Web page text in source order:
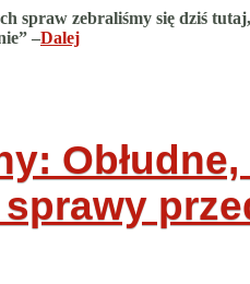
spraw zebraliśmy się dziś
–Dalej